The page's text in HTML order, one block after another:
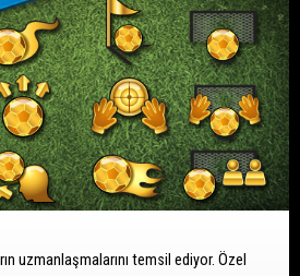
uzmanlaşmalarını temsil ediyor. Özel